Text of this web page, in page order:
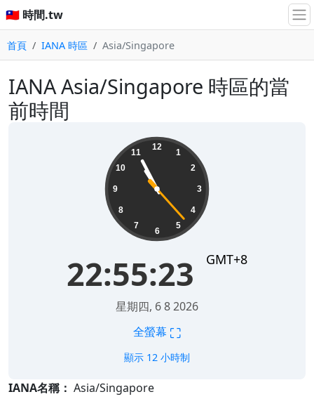
🇹🇼 時間.tw
首頁 IANA 時區 Asia/Singapore
IANA Asia/Singapore 時區的當
前時間
12
1
2
3
4
5
6
7
8
9
10
11
22:55:23 GMT+8
星期四, 6 8 2026
全螢幕 ⛶
顯示 12 小時制
IANA名稱： Asia/Singapore